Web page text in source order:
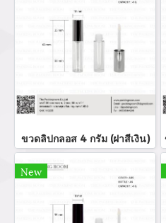
ขวดลิปกลอส 4 กรัม (ฝาสีเงิน)
New